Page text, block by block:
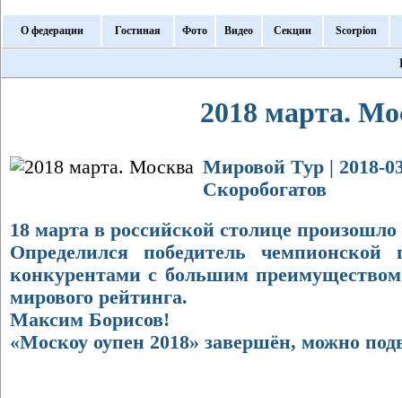
О федерации Гостиная Фото Видео Секции Scorpion
2018 марта.
Мировой Тур | 2018-
Скоробогатов
18 марта в российской столице
Определился победитель
конкурентами с большим
мирового рейтинга.
Максим Борисов!
«Москоу оупен 2018» завершён, можно